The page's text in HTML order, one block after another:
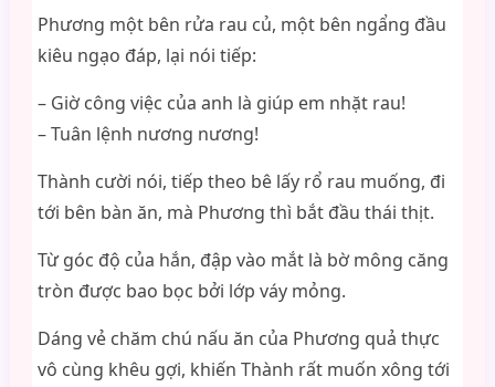
Phương một bên rửa rau củ, một bên ngẩng đầu
kiêu ngạo đáp, lại nói tiếp:
– Giờ công việc của anh là giúp em nhặt rau!
– Tuân lệnh nương nương!
Thành cười nói, tiếp theo bê lấy rổ rau muống, đi
tới bên bàn ăn, mà Phương thì bắt đầu thái thịt.
Từ góc độ của hắn, đập vào mắt là bờ mông căng
tròn được bao bọc bởi lớp váy mỏng.
Dáng vẻ chăm chú nấu ăn của Phương quả thực
vô cùng khêu gợi, khiến Thành rất muốn xông tới